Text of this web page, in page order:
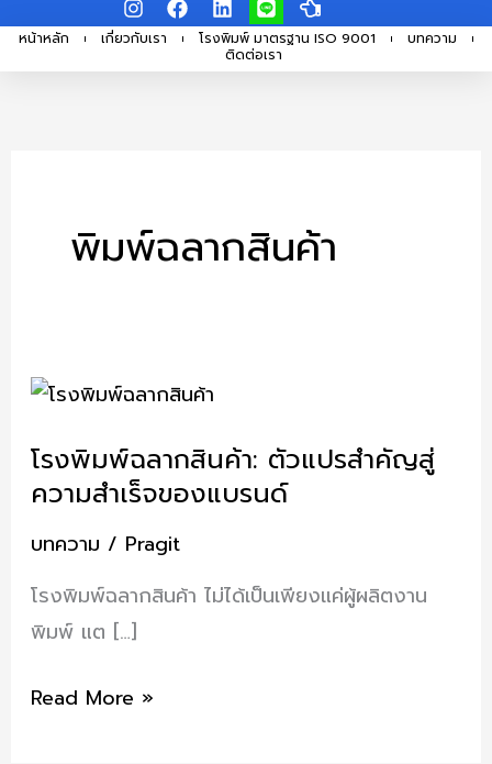
to
n
s
t
a
c
e
i
n
k
i
n
e
a
n
d
l
e
หน้าหลัก เกี่ยวกับเรา โรงพิมพ์ มาตรฐาน ISO 9001
บทความ
ติดต่อเรา
พิมพ์ฉลากสินค้า
โรงพิมพ์ฉลากสินค้า: ตัวแปรสำคัญสู่
ความสำเร็จของแบรนด์
บทความ / Pragit
โรงพิมพ์ฉลากสินค้า ไม่ได้เป็นเพียงแค่ผู้ผลิตงาน
พิมพ์ แต […]
โรง
ฉลาก
สินค้า:
ตัวแปร
สู่
ความ
สำเร็จ
Read More »